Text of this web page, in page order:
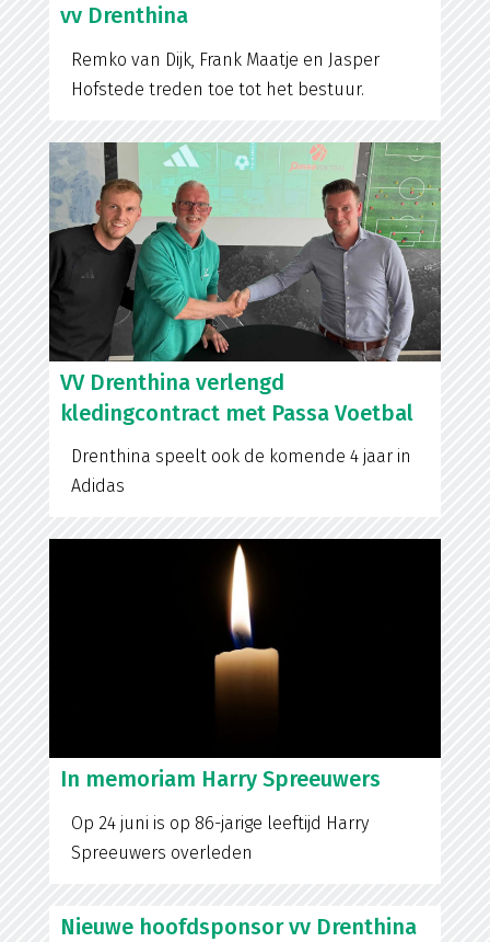
vv Drenthina
Remko van Dijk, Frank Maatje en Jasper
Hofstede treden toe tot het bestuur.
VV Drenthina verlengd
kledingcontract met Passa Voetbal
Drenthina speelt ook de komende 4 jaar in
Adidas
In memoriam Harry Spreeuwers
Op 24 juni is op 86-jarige leeftijd Harry
Spreeuwers overleden
Nieuwe hoofdsponsor vv Drenthina